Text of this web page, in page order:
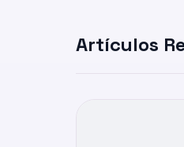
Artículos